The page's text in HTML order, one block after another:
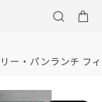
ー・パンランチ フ